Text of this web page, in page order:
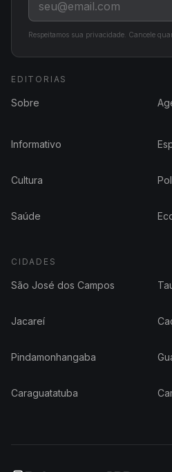
Respeitamos sua privacidade. Cancele
EDITORIAS
Sobre
Informativo
Cultura
Saúde
CIDADES
São José dos Campos
Jacareí
Pindamonhangaba
Caraguatatuba